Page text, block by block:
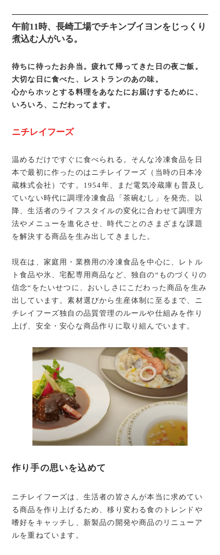
午前11時、長崎工場でチキンブイヨンをじっくり
煮込む人がいる。
待ちに待ったお弁当。疲れて帰ってきた日の夜ご飯。
大切な日に食べた、レストランのあの味。
心からホッとする料理をあなたにお届けするために、
いろいろ、こだわってます。
ニチレイフーズ
温めるだけですぐに食べられる。そんな冷凍食品を日
本で最初に作ったのはニチレイフーズ（当時の日本冷
蔵株式会社）です。1954年、まだ電気冷蔵庫も普及し
ていない時代に調理冷凍食品「茶碗むし」を発売。以
降、生活者のライフスタイルの変化に合わせて調理方
法やメニューを進化させ、時代ごとのさまざまな課題
を解決する商品を生み出してきました。
現在は、家庭用・業務用の冷凍食品を中心に、レトル
ト食品や氷、宅配専用商品など、独自の“ものづくりの
信念“をたいせつに、おいしさにこだわった商品を生み
出しています。素材選びから生産体制に至るまで、ニ
チレイフーズ独自の品質管理のルールや仕組みを作り
上げ、安全・安心な商品作りに取り組んでいます。
作り手の思いを込めて
ニチレイフーズは、生活者の皆さんが本当に求めてい
る商品を作り上げるため、移り変わる食のトレンドや
嗜好をキャッチし、新製品の開発や商品のリニューア
ルを重ねています。